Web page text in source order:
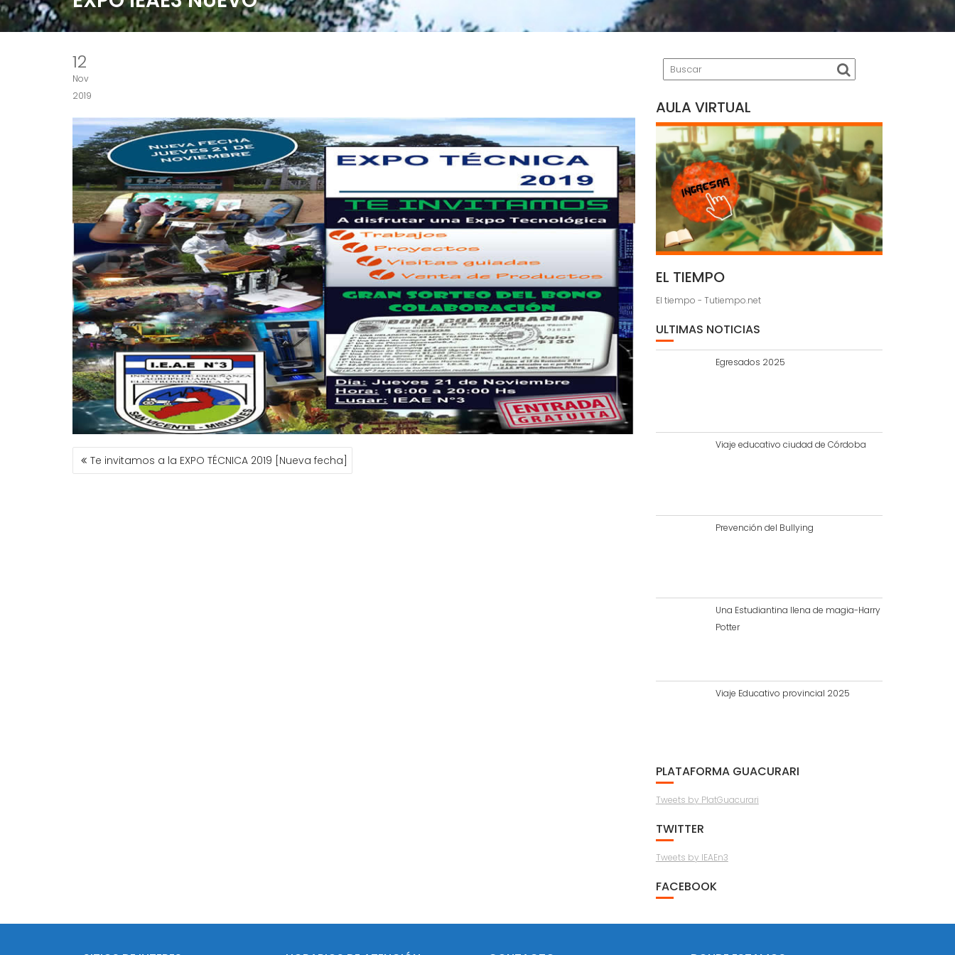
12
Nov
2019
NAVEGACIÓN
DETe invitamos a la EXPO TÉCNICA 2019 [Nueva fecha]
AULA VIRTUAL
EL TIEMPO
El tiempo - Tutiempo.net
ULTIMAS NOTICIAS
Egresados 2025
Viaje educativo ciudad de Córdoba
Prevención del Bullying
Una Estudiantina llena de magia-Harry
Potter
Viaje Educativo provincial 2025
PLATAFORMA GUACURARI
Tweets by PlatGuacurari
TWITTER
Tweets by IEAEn3
FACEBOOK